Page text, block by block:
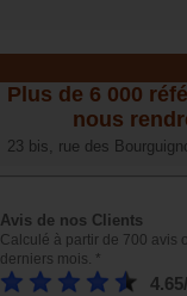
Plus de 6 000
nous
23 bis, rue des
Avis de nos Clients
Calculé à partir de 700 avis
derniers mois. *